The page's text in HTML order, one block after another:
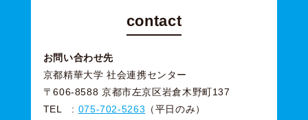
contact
お問い合わせ先
京都精華大学 社会連携センター
〒606-8588 京都市左京区岩倉木野町137
TEL : 075-702-5263 （平日のみ）